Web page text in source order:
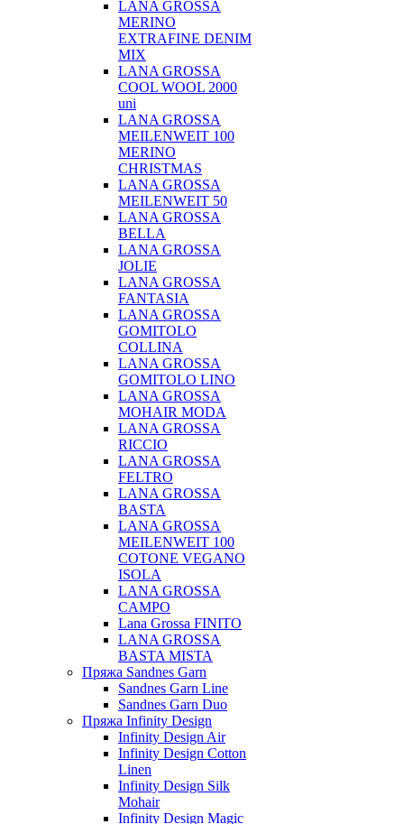
LANA GROSSA
MERINO
EXTRAFINE DENIM
MIX
LANA GROSSA
COOL WOOL 2000
uni
LANA GROSSA
MEILENWEIT 100
MERINO
CHRISTMAS
LANA GROSSA
MEILENWEIT 50
LANA GROSSA
BELLA
LANA GROSSA
JOLIE
LANA GROSSA
FANTASIA
LANA GROSSA
GOMITOLO
COLLINA
LANA GROSSA
GOMITOLO LINO
LANA GROSSA
MOHAIR MODA
LANA GROSSA
RICCIO
LANA GROSSA
FELTRO
LANA GROSSA
BASTA
LANA GROSSA
MEILENWEIT 100
COTONE VEGANO
ISOLA
LANA GROSSA
CAMPO
Lana Grossa FINITO
LANA GROSSA
BASTA MISTA
Пряжа Sandnes Garn
Sandnes Garn Line
Sandnes Garn Duo
Пряжа Infinity Design
Infinity Design Air
Infinity Design Cotton
Linen
Infinity Design Silk
Mohair
Infinity Design Magic